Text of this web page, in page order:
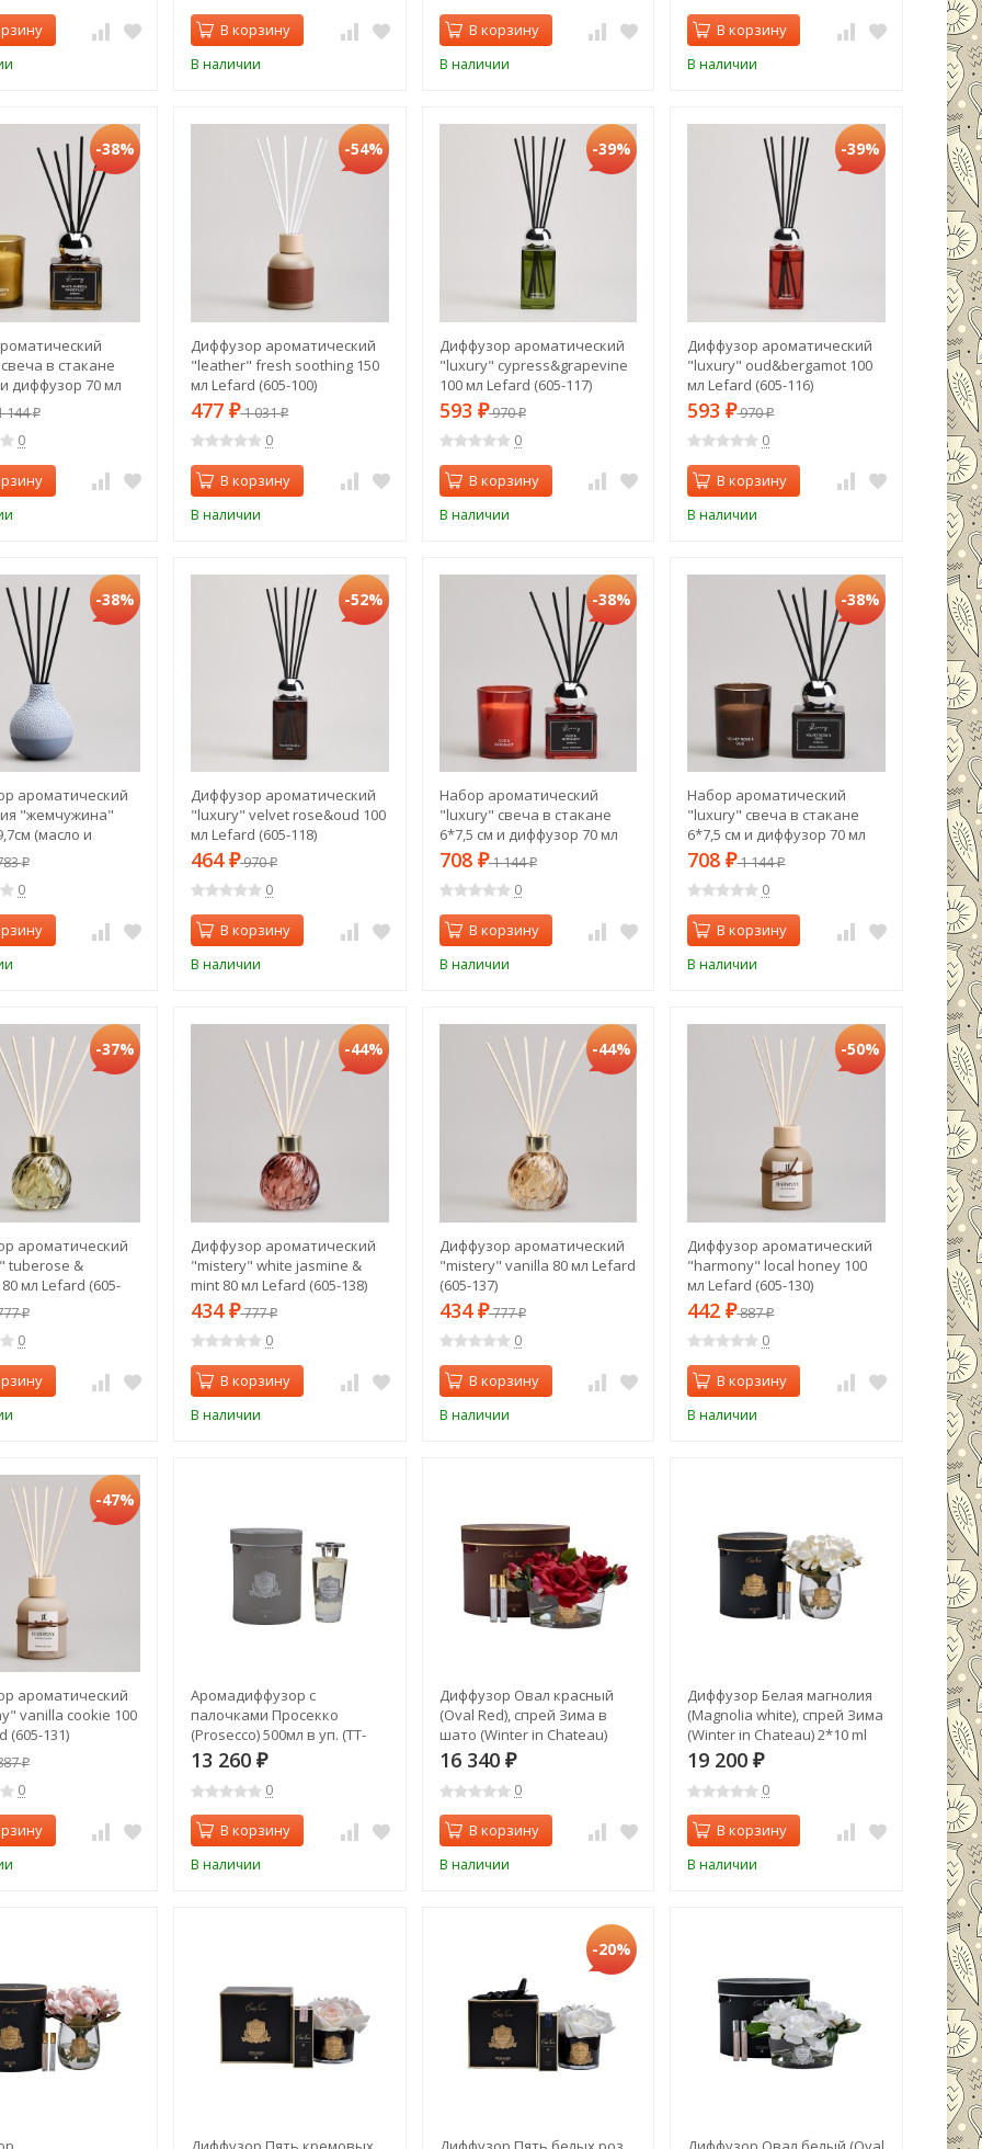
В корзину
В наличии
В корзину
В наличии
В корзину
В наличии
-38%
в стакане
диффузор 70 мл
lily
119)
144₽
0
-54%
Диффузор ароматический
"leather" fresh soothing 150
мл Lefard (605-100)
477₽1 031₽
0
В корзину
В наличии
-39%
Диффузор ароматический
"luxury" cypress&grapevine
100 мл Lefard (605-117)
593 ₽970₽
0
В корзину
В наличии
-39%
Диффузор ароматический
"luxury" oud&bergamot 100
мл Lefard (605-116)
593₽970₽
0
В корзину
В наличии
-38%
ароматический
"жемчужина"
(масло и
комплекте)
159)
₽
0
-52%
Диффузор ароматический
"luxury" velvet rose&oud 100
мл Lefard (605-118)
464₽970₽
0
В корзину
В наличии
-38%
Набор ароматический
"luxury" свеча в стакане
6*7,5 см и диффузор 70 мл
oud&bergamot Lefard (605-
120)
708 ₽1 144₽
0
В корзину
В наличии
-38%
Набор ароматический
"luxury" свеча в стакане
6*7,5 см и диффузор 70 мл
velvet rose&oud Lefard (605-
122)
708₽1 144₽
0
В корзину
В наличии
-37%
ароматический
tuberose &
мл Lefard (605-
₽
0
-44%
Диффузор ароматический
"mistery" white jasmine &
mint 80 мл Lefard (605-138)
434₽777₽
0
В корзину
В наличии
-44%
Диффузор ароматический
"mistery" vanilla 80 мл Lefard
(605-137)
434 ₽777₽
0
В корзину
В наличии
-50%
Диффузор ароматический
"harmony" local honey 100
мл Lefard (605-130)
442₽887₽
0
В корзину
В наличии
-47%
ароматический
vanilla cookie 100
(605-131)
₽
0
Аромадиффузор с
палочками Просекко
(Prosecco) 500мл в уп. (TT-
00014725)
13 260₽
0
В корзину
В наличии
Диффузор Овал красный
(Oval Red), спрей Зима в
шато (Winter in Chateau)
2х10мл в уп. (TT-00014737)
16 340 ₽
0
В корзину
В наличии
Диффузор Белая магнолия
(Magnolia white), спрей Зима
(Winter in Chateau) 2*10 ml
упак. (TT-00014738)
19 200₽
0
В корзину
В наличии
-20%